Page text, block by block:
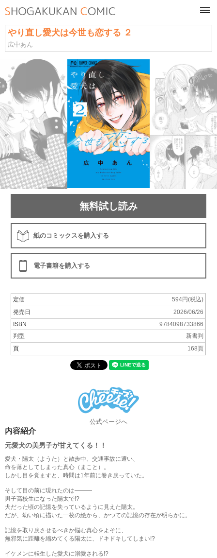
やり直し愛犬は今世も恋する ２
広中あん
無料試し読み
紙のコミックスを購入する
電子書籍を購入する
定価
594円(税込)
発売日
2026/06/26
ISBN
9784098733866
判型
新書判
頁
168頁
公式ページへ
内容紹介
元愛犬の美男子が甘えてくる！！
愛犬・陽太（ようた）と散歩中、交通事故に遭い、
命を落としてしまった真心（まこと）。
しかし目を覚ますと、時間は1年前に巻き戻っていた。
そして目の前に現れたのは―――
男子高校生になった陽太で!?
犬だった頃の記憶を失っているように見えた陽太。
だが、幼い頃に描いた一枚の絵から、かつての記憶の存在が明らかに。
記憶を取り戻させるべきか悩む真心をよそに、
無邪気に距離を縮めてくる陽太に、ドキドキしてしまい!?
イケメンに転生した愛犬に溺愛される!?